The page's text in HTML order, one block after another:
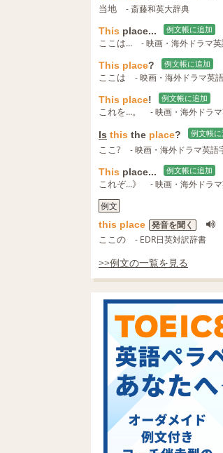
当地 - 斎藤和英大辞典
This place... 例文帳に追加
ここは... - 映画・海外ドラマ
This place? 例文帳に追加
ここは - 映画・海外ドラマ英
This place! 例文帳に追加
これを...。 - 映画・海外ドラ
Is this the place? 例文帳に
ここ? - 映画・海外ドラマ英語
This place... 例文帳に追加
これぞ...》
- 映画・海外ドラ
例文
this place 発音を聞く
ここの - EDR日英対訳辞書
>>例文の一覧を見る